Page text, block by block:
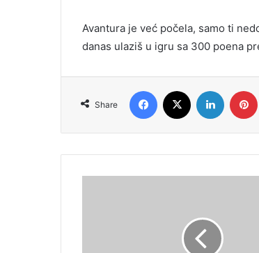
Avantura je već počela, samo ti
danas ulaziš u igru sa 300 poena
Share
Facebook LinkedIn